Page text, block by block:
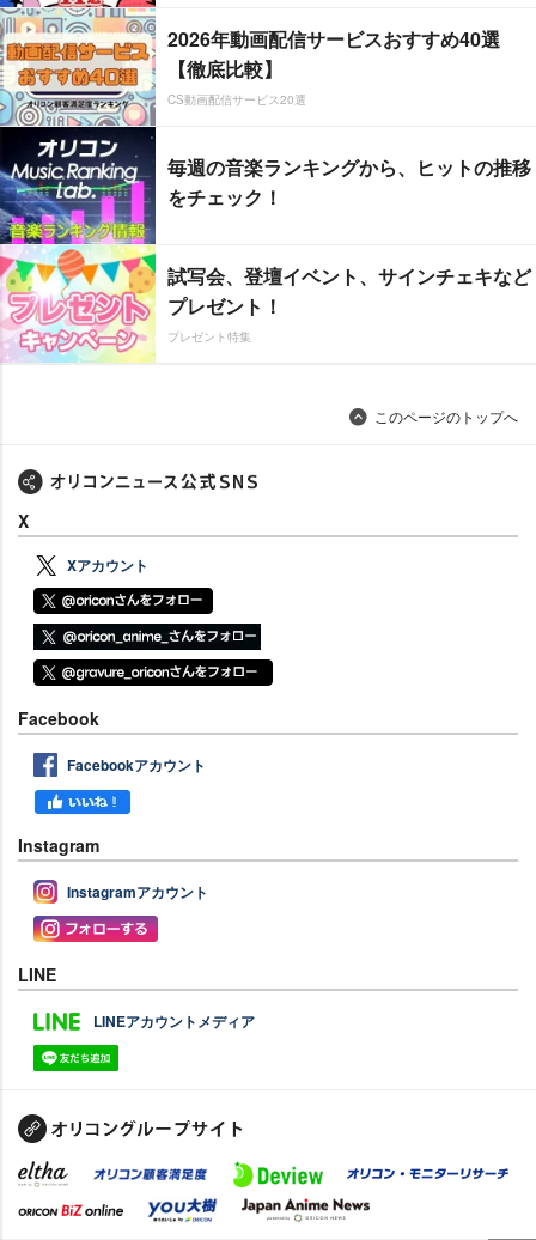
2026年動画配信サービスおすすめ40選
【徹底比較】
CS動画配信サービス20選
毎週の音楽ランキングから、ヒットの推移
をチェック！
試写会、登壇イベント、サインチェキなど
プレゼント！
プレゼント特集
このページのトップへ
X
Xアカウント
Facebook
Facebookアカウント
Instagram
Instagramアカウント
LINE
LINEアカウントメディア